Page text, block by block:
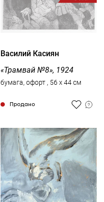
Василий Касиян
«Трамвай №8», 1924
бумага, офорт , 56 x 44 см
Продано